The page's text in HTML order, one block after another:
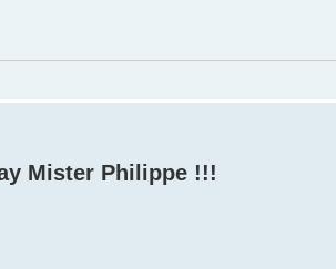
Mister Philippe !!!